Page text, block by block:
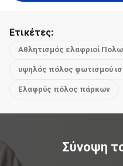
Ετικέτες:
Αθλητισμός ελαφριοί
υψηλός πόλος φωτισμού
Ελαφρύς πόλος πάρκων
Σύνοψη